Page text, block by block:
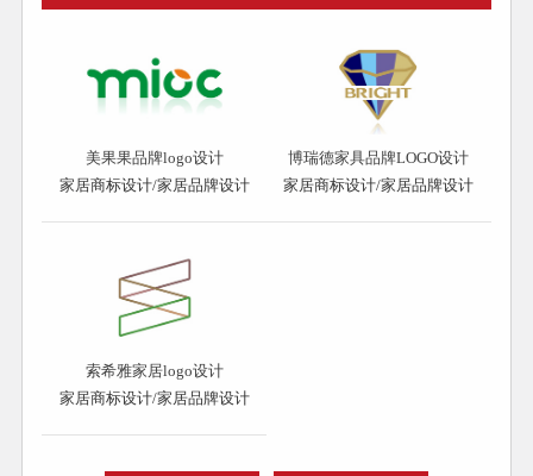
美果果品牌logo设计
家居商标设计/家居品牌设计
博瑞德家具品牌LOGO设计
家居商标设计/家居品牌设计
索希雅家居logo设计
家居商标设计/家居品牌设计